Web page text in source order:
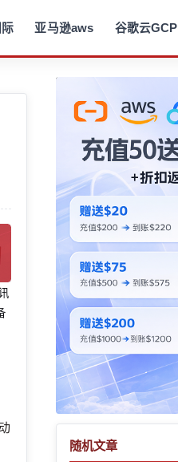
亚马逊aws 谷歌云GCP
随机文章